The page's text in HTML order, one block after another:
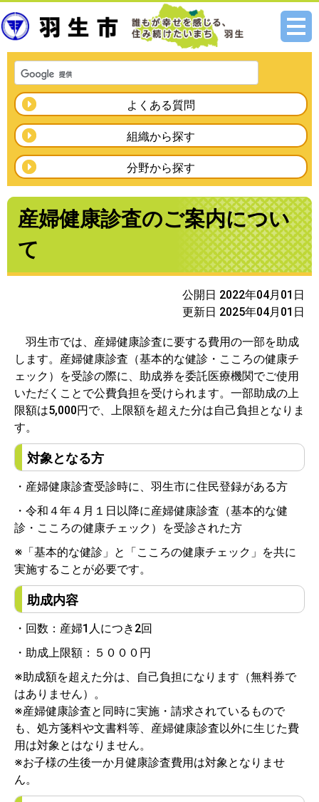
メニ
よくある質問
組織から探す
分野から探す
産婦健康診査のご案内につい
て
公開日 2022年04月01日
更新日 2025年04月01日
羽生市では、産婦健康診査に要する費用の一部を助成
します。産婦健康診査（基本的な健診・こころの健康チ
ェック）を受診の際に、助成券を委託医療機関でご使用
いただくことで公費負担を受けられます。一部助成の上
限額は5,000円で、上限額を超えた分は自己負担となりま
す。
対象となる方
・産婦健康診査受診時に、羽生市に住民登録がある方
・令和４年４月１日以降に産婦健康診査（基本的な健
診・こころの健康チェック）を受診された方
※「基本的な健診」と「こころの健康チェック」を共に
実施することが必要です。
助成内容
・回数：産婦1人につき2回
・助成上限額：５０００円
※助成額を超えた分は、自己負担になります（無料券で
はありません）。
※産婦健康診査と同時に実施・請求されているもので
も、処方箋料や文書料等、産婦健康診査以外に生じた費
用は対象とはなりません。
※お子様の生後一か月健康診査費用は対象となりませ
ん。